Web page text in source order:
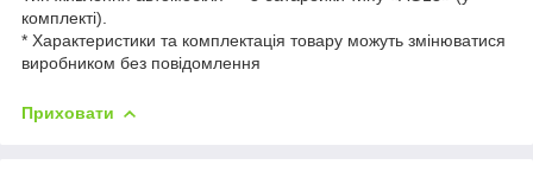
комплекті).
* Характеристики та комплектація товару можуть змінюватися
виробником без повідомлення
Приховати